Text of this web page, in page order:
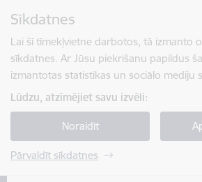
Sīkdatnes
Lai šī tīmekļvietne darbotos, tā izmanto
sīkdatnes. Ar Jūsu piekrišanu papildus
izmantotas statistikas un sociālo mediju
Lūdzu, atzīmējiet savu izvēli:
Noraidīt
Pārvaldīt sīkdatnes